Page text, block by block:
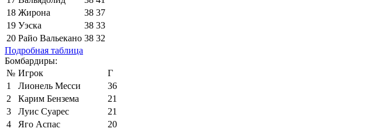
18 Жирона 38 37
19 Уэска 38 33
20 Райо Вальекано 38 32
Подробная таблица
Бомбардиры:
№ Игрок
Г
1
Лионель Месси
36
2
Карим Бензема
21
3
Луис Суарес
21
4
Яго Аспас
20